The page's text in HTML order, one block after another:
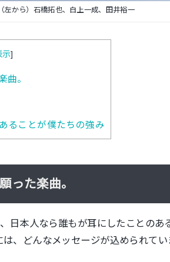
（左から）石橋拓也、白上一成、田井裕一
示]
曲。
ることが僕たちの強み
った楽曲。
日本人なら誰もが耳にしたことのあ
、どんなメッセージが込められてい